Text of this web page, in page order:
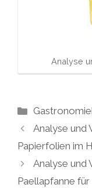
Analyse
Kategorien
Analyse und
Papierfolien im
Analyse und
Paellapfanne